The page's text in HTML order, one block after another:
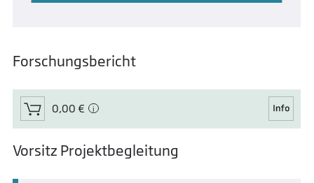
Forschungsbericht
0,00 €
Vorsitz Projektbegleitung